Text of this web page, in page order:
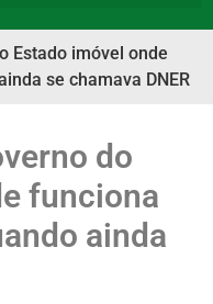
Estado imóvel onde
se chamava DNER
do
funciona
ainda